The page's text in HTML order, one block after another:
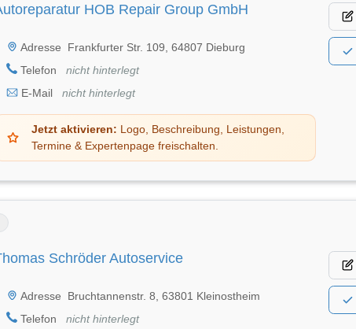
HOB Repair Group GmbH
Adresse
Frankfurter Str. 109, 64807 Dieburg
Telefon
nicht hinterlegt
E-Mail
nicht hinterlegt
Jetzt aktivieren: Logo, Beschreibung, Leistungen,
Termine & Expertenpage freischalten.
Schröder Autoservice
Adresse
Bruchtannenstr. 8, 63801 Kleinostheim
Telefon
nicht hinterlegt